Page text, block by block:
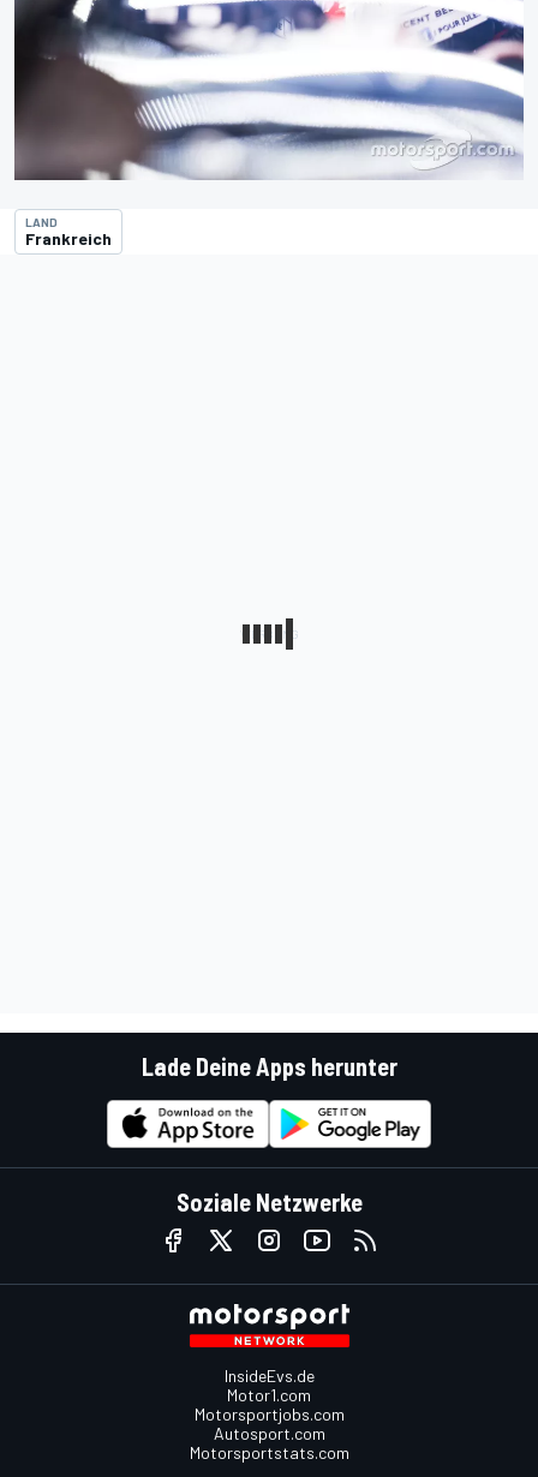
LAND
Frankreich
Lade Deine Apps herunter
Soziale Netzwerke
InsideEvs.de
Motor1.com
Motorsportjobs.com
Autosport.com
Motorsportstats.com